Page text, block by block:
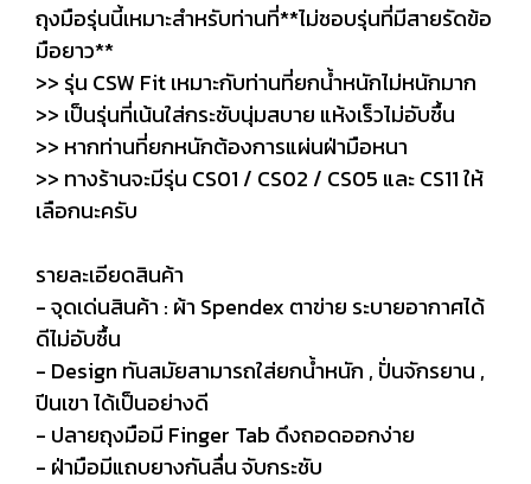
ถุงมือรุ่นนี้เหมาะสำหรับท่านที่**ไม่ชอบรุ่นที่มีสายรัดข้อ
มือยาว**
>> รุ่น CSW Fit เหมาะกับท่านที่ยกน้ำหนักไม่หนักมาก
>> เป็นรุ่นที่เน้นใส่กระชับนุ่มสบาย แห้งเร็วไม่อับชื้น
>> หากท่านที่ยกหนักต้องการแผ่นฝ่ามือหนา
>> ทางร้านจะมีรุ่น CS01 / CS02 / CS05 และ CS11 ให้
เลือกนะครับ
รายละเอียดสินค้า
- จุดเด่นสินค้า : ผ้า Spendex ตาข่าย ระบายอากาศได้
ดีไม่อับชื้น
- Design ทันสมัยสามารถใส่ยกน้ำหนัก , ปั่นจักรยาน ,
ปีนเขา ได้เป็นอย่างดี
- ปลายถุงมือมี Finger Tab ดึงถอดออกง่าย
- ฝ่ามือมีแถบยางกันลื่น จับกระชับ